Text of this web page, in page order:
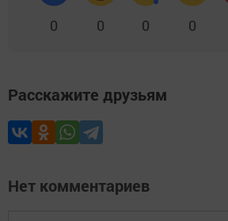
0 0 0 0
Расскажите друзьям
Нет комментариев